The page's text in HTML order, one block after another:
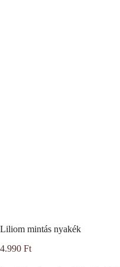
Liliom mintás nyakék
4.990 Ft